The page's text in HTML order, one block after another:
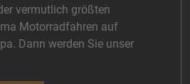
vermutlich größten
Motorradfahren auf
Dann werden Sie unser